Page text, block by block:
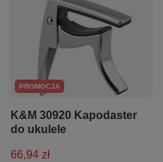
PROMOCJA
K&M 30920 Kapodaster
do ukulele
66,94 zł